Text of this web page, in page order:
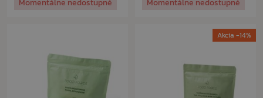
Momentálne nedostupné Momentálne nedostupné
Akcia -14%